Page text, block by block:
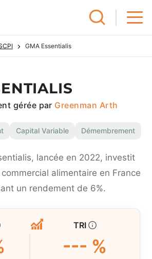
GMA Essentialis
gérée par Greenman Arth
Capital Variable Démembrement
lancée en 2022, investit
alimentaire en France
un rendement de 6%.
TRI
--- %